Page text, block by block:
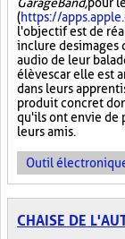
(https://
l'objectif est de
inclure des images
audio de leur
élèves car elle est
dans leurs
produit concret
qu'ils ont envie de
leurs amis.
Outil
CHAISE DE